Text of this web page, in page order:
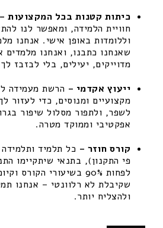
כיתות קטנות בכל המקצועות –
חוויית הלמידה, ומאפשר לנו
וללומדות באופן אישי. אנחנו
שאנחנו כתבנו, ואנחנו
מדוייקים, יעילים, בלי לבזבז
ייעוץ אקדמי – הרשת מעמידה
מקצועיים ומנוסים, כדי לעזור
לשפר, ולתפור מסלול שיפור
אפקטיבי וממוקד מטרה.
קורס חוזר – כל תלמיד
פי התקנון), בתנאי שיתקיימו
לפחות 90% בשיעורי
שקיבלת לא רלוונטי – אנחנו
ולהצליח יותר.